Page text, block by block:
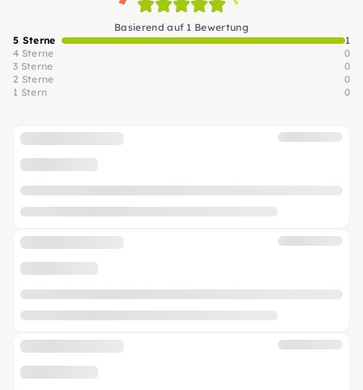
Basierend auf 1 Bewertung
5 Sterne
1
4 Sterne
0
3 Sterne
0
2 Sterne
0
1 Stern
0